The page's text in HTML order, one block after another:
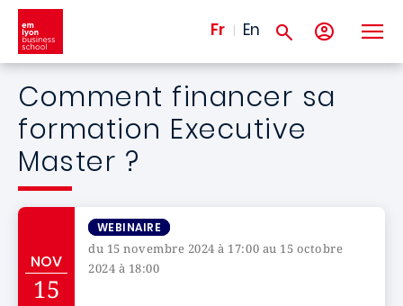
Aller au contenu principal
Fr En
Comment financer sa
formation Executive
Master ?
NOV
15
WEBINAIRE
du 15 novembre 2024 à 17:00 au 15 octobre
2024 à 18:00